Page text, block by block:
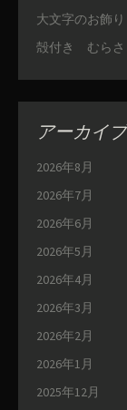
大文字のお飾り
殻付き むらさ
アーカイブ
2026年8月
2026年7月
2026年6月
2026年5月
2026年4月
2026年3月
2026年2月
2026年1月
2025年12月